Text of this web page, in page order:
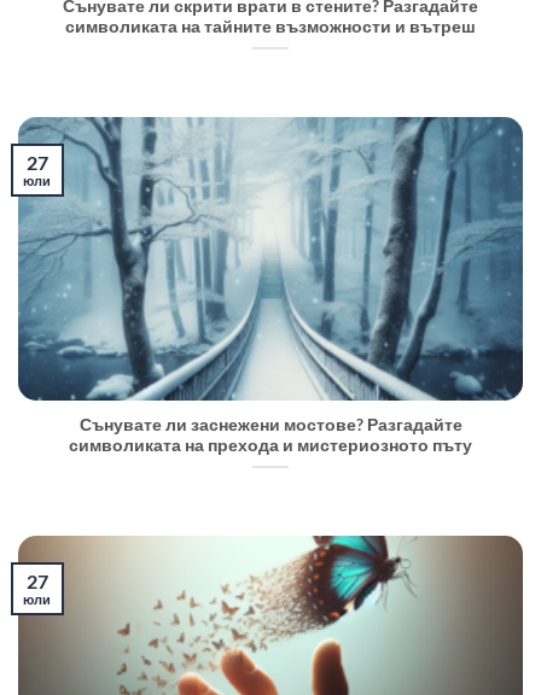
Сънувате ли скрити врати в стените? Разгадайте
символиката на тайните възможности и вътреш
Сънувате ли заснежени мостове? Разгадайте
символиката на прехода и мистериозното пъту
27
юли
27
юли